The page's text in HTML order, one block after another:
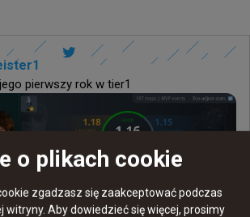
pierwszy rok w tier1
o plikach cookie
zgadzasz się zaakceptować podczas
witryny. Aby dowiedzieć się więcej, prosimy